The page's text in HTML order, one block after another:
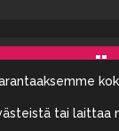
tai laittaa